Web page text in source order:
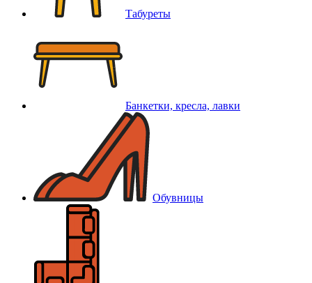
Табуреты
Банкетки, кресла, лавки
Обувницы